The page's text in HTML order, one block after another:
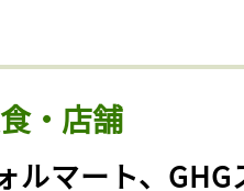
・店舗
ルマート、GHG